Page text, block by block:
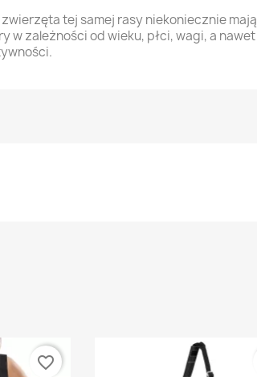
tej samej rasy niekoniecznie mają
w zależności od wieku, płci, wagi, a nawet
favorite_border